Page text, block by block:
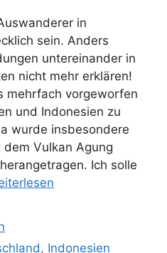
in
sein. Anders
untereinander in
nicht mehr erklären!
mehrfach vorgeworfen
und Indonesien zu
wurde insbesondere
Vulkan Agung
Ich solle
, Indonesien